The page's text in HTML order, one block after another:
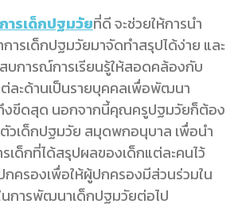
ารเด็กปฐมวัยที่ดี จะช่วยให้การนำ
รเด็กปฐมวัยมาจัดทำสรุปได้ง่าย และ
สบการณ์การเรียนรู้ให้สอดคล้องกับ
ละด้านเป็นรายบุคคลเพื่อพัฒนา
งขีดสุด นอกจากนี้คุณครูปฐมวัยก็ต้อง
วเด็กปฐมวัย สมุดพกอนุบาล เพื่อนำ
เด็กที่ได้สรุปผลของเด็กแต่ละคนไว้
กครองเพื่อให้ผู้ปกครองมีส่วนร่วมใน
นการพัฒนาเด็กปฐมวัยต่อไป